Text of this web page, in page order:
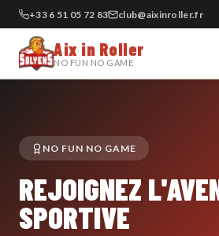
+33 6 51 05 72 83 club@aixinroller.fr
Aix in Roller
NO FUN NO GAME
NO FUN NO GAME
REJOIGNEZ
SPORTIVE